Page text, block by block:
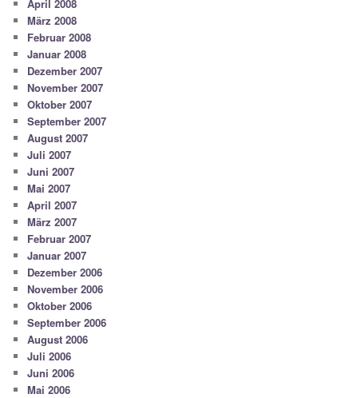
April 2008
März 2008
Februar 2008
Januar 2008
Dezember 2007
November 2007
Oktober 2007
September 2007
August 2007
Juli 2007
Juni 2007
Mai 2007
April 2007
März 2007
Februar 2007
Januar 2007
Dezember 2006
November 2006
Oktober 2006
September 2006
August 2006
Juli 2006
Juni 2006
Mai 2006